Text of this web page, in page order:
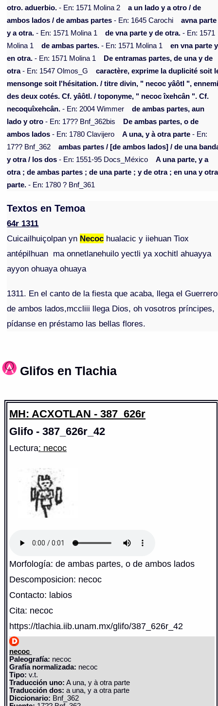
otro. aduerbio. - En: 1571 Molina 2
a un lado y a otro / de
ambos lados / de ambas partes - En: 1645 Carochi
avna parte
y a otra. - En: 1571 Molina 1 de vna parte y de otra. - En: 1571
Molina 1
de ambas partes. - En: 1571 Molina 1
en vna parte y
en otra. - En: 1571 Molina 1
De entramas partes, de una y de
otra- En: 1547 Olmos_G
caractère, exprime la duplicité soit
mensonge soit l'hésitation. / titre divin, " necoc yâôtl ",
des deux cotés. Cf. yâôtl. / toponyme, " necoc îxehcân ". Cf.
necoquîxehcân. - En: 2004 Wimmer
de ambas partes, aun
lado y otro - En: 17?? Bnf_362bis
De ambas partes, o de
ambos lados - En: 1780 Clavijero A una, y à otra parte - En:
17?? Bnf_362
ambas partes / [de ambos lados] / de una
y otra / los dos - En: 1551-95 Docs_México
A una parte, y a
otra ; de ambas partes ; de una parte ; y de otra ; en una y otra
parte. - En: 1780 ? Bnf_361
Textos en Temoa
64r 1311
Cuicailhuiçolpan yn Necoc hualacic y iiehuan Tiox
antépilhuan ma onnetlanehuilo yectli ya xochitl ahuayya
ayyon ohuaya ohuaya
1311. En el canto de la fiesta que acaba, llega el Guerrero
de ambos lados,mccliii llega Dios, oh vosotros príncipes,
pídanse en préstamo las bellas flores.
Glifos en Tlachia
MH: ACXOTLAN - 387_626r
Glifo - 387_626r_42
Lectura: necoc
Morfología: de ambas partes, o de ambos lados
Descomposicion: necoc
Contacto: labios
Cita: necoc
https://tlachia.iib.unam.mx/glifo/387_626r_42
necoc
Paleografía: necoc
Grafía normalizada: necoc
Tipo: v.t.
Traducción uno: A una, y à otra parte
Traducción dos: a una, y a otra parte
Diccionario: Bnf_362